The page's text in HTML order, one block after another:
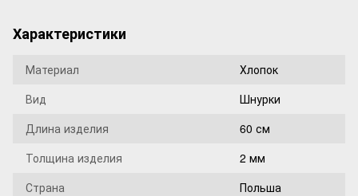
Характеристики
Материал
Хлопок
Вид
Шнурки
Длина изделия
60 см
Толщина изделия
2 мм
Страна
Польша